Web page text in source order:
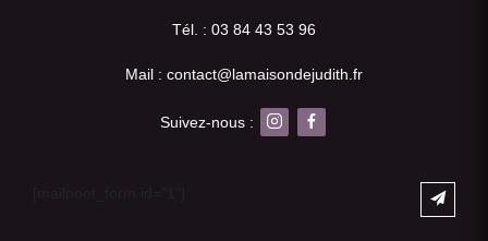
Tél. : 03 84 43 53 96
Mail : contact@lamaisondejudith.fr
Suivez-nous :